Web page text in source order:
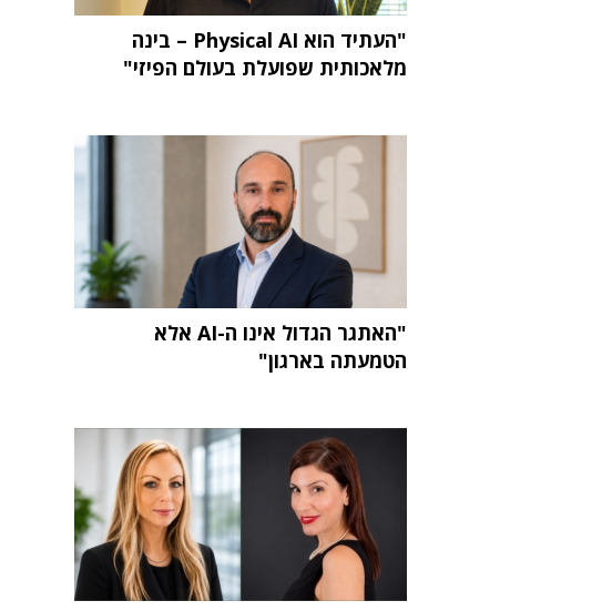
"העתיד הוא Physical AI – בינה
מלאכותית שפועלת בעולם הפיזי"
"האתגר הגדול אינו ה-AI אלא
הטמעתה בארגון"